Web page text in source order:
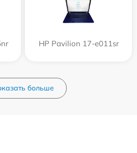
HP Pavilion 17-e011sr
больше